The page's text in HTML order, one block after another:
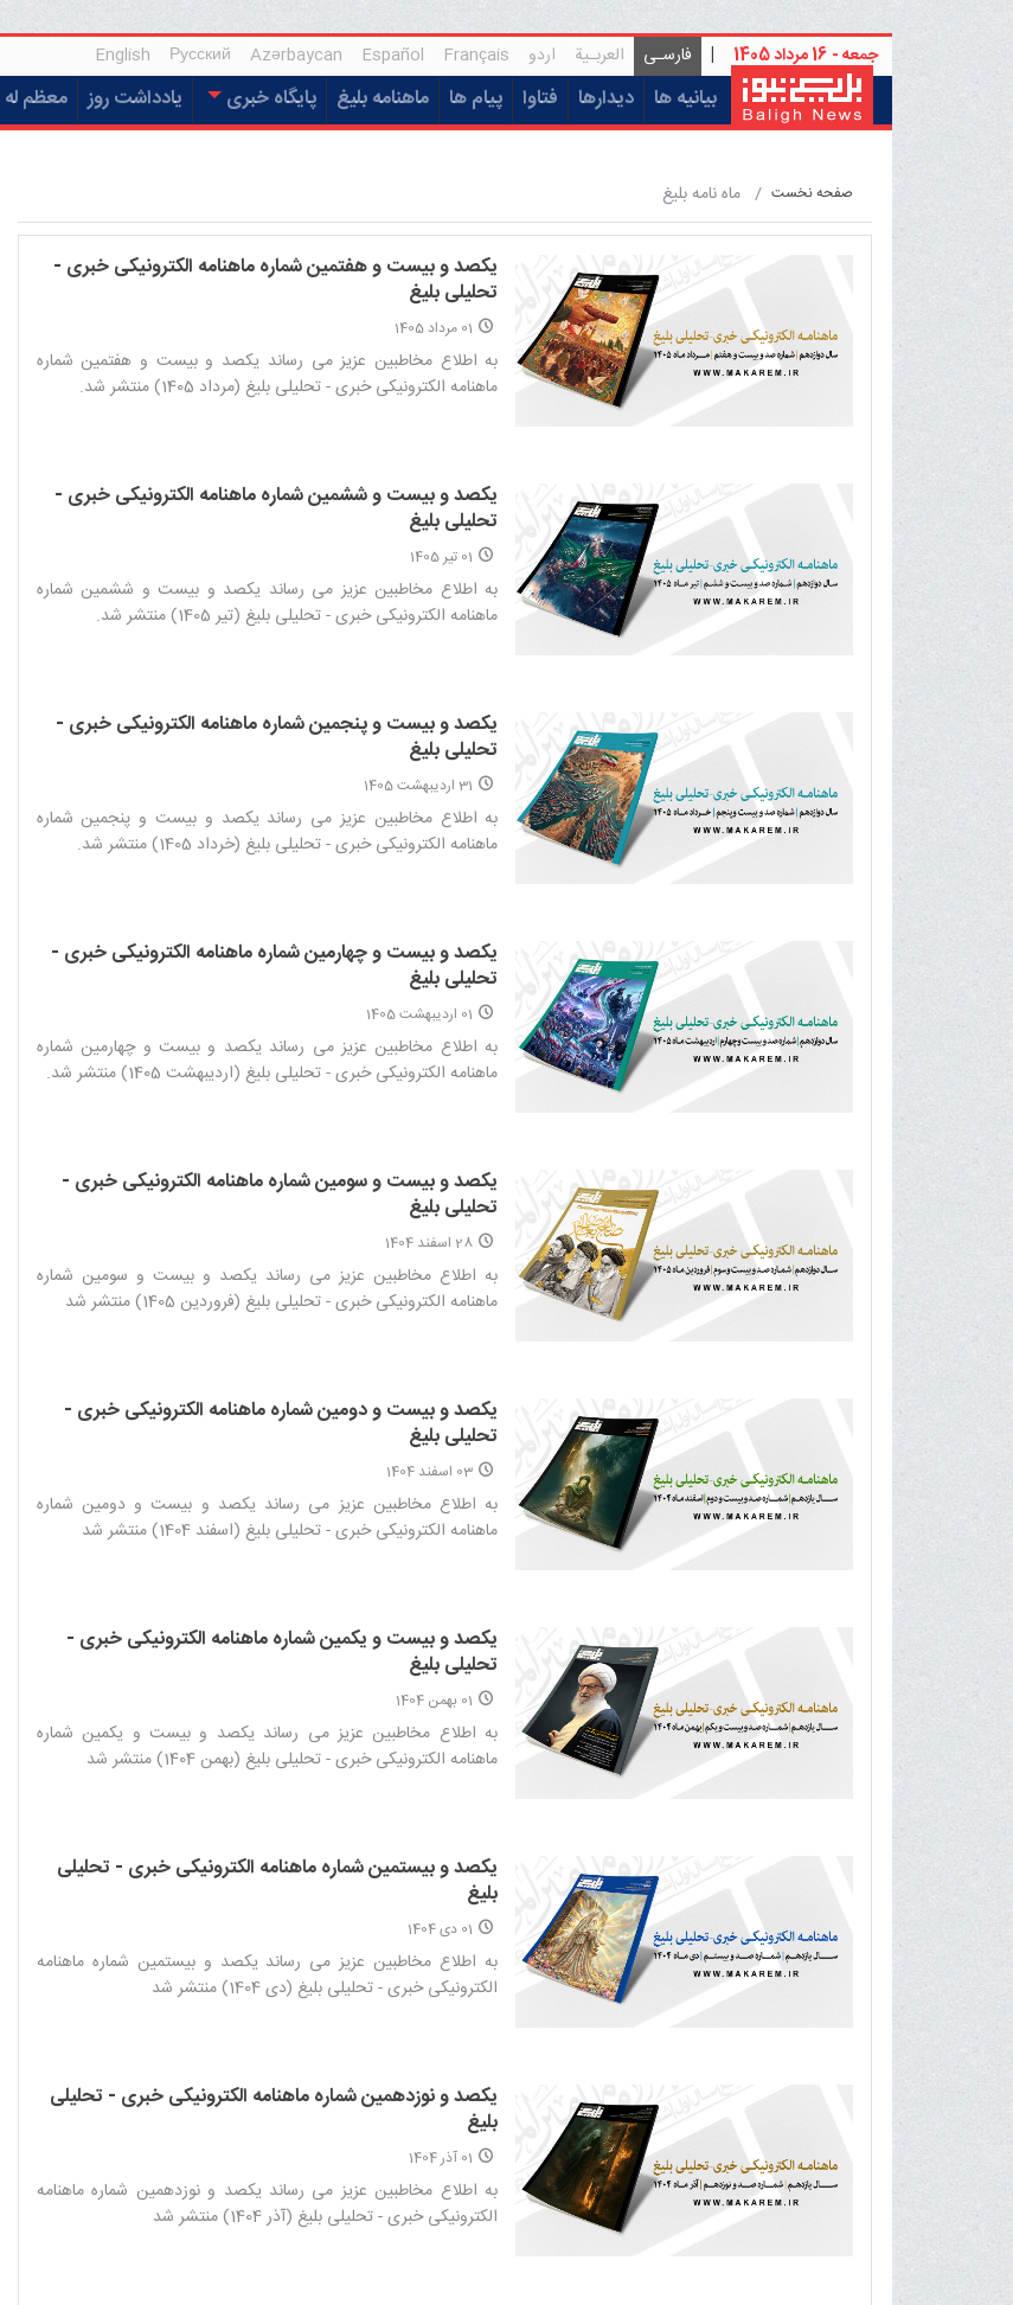
جمعه - 16 مرداد 1405 | فارسـی العربـیة اردو Français
Español
Azərbaycan
Русский
English
بیانیه ها دیدارها فتاوا پیام ها ماهنامه بلیغ پایگاه خبری یادداشت روز معظم له
صفحه نخست ماه نامه بلیغ
یکصد و بیست و هفتمین شماره ماهنامه الکترونیکی خبری -
تحلیلی بلیغ
01 مرداد 1405
به اطلاع مخاطبین عزیز می رساند یکصد و بیست و هفتمین شماره
ماهنامه الکترونیکی خبری - تحلیلی بلیغ (مرداد 1405) منتشر شد.‌
یکصد و بیست و ششمین شماره ماهنامه الکترونیکی خبری -
تحلیلی بلیغ
01 تیر 1405
به اطلاع مخاطبین عزیز می رساند یکصد و بیست و ششمین شماره
ماهنامه الکترونیکی خبری - تحلیلی بلیغ (تیر 1405) منتشر شد.‌
یکصد و بیست و پنجمین شماره ماهنامه الکترونیکی خبری -
تحلیلی بلیغ
31 اردیبهشت 1405
به اطلاع مخاطبین عزیز می رساند یکصد و بیست و پنجمین شماره
ماهنامه الکترونیکی خبری - تحلیلی بلیغ (خرداد 1405) منتشر شد.‌
یکصد و بیست و چهارمین شماره ماهنامه الکترونیکی خبری -
تحلیلی بلیغ
01 اردیبهشت 1405
به اطلاع مخاطبین عزیز می رساند یکصد و بیست و چهارمین شماره
ماهنامه الکترونیکی خبری - تحلیلی بلیغ (اردیبهشت 1405) منتشر شد.‌
یکصد و بیست و سومین شماره ماهنامه الکترونیکی خبری -
تحلیلی بلیغ
28 اسفند 1404
به اطلاع مخاطبین عزیز می رساند یکصد و بیست و سومین شماره
ماهنامه الکترونیکی خبری - تحلیلی بلیغ (فروردین 1405) منتشر شد‌
یکصد و بیست و دومین شماره ماهنامه الکترونیکی خبری -
تحلیلی بلیغ
03 اسفند 1404
به اطلاع مخاطبین عزیز می رساند یکصد و بیست و دومین شماره
ماهنامه الکترونیکی خبری - تحلیلی بلیغ (اسفند 1404) منتشر شد‌
یکصد و بیست و یکمین شماره ماهنامه الکترونیکی خبری -
تحلیلی بلیغ
01 بهمن 1404
به اطلاع مخاطبین عزیز می رساند یکصد و بیست و یکمین شماره
ماهنامه الکترونیکی خبری - تحلیلی بلیغ (بهمن 1404) منتشر شد‌
یکصد و بیستمین شماره ماهنامه الکترونیکی خبری - تحلیلی
بلیغ
01 دی 1404
به اطلاع مخاطبین عزیز می رساند یکصد و بیستمین شماره ماهنامه
الکترونیکی خبری - تحلیلی بلیغ (دی 1404) منتشر شد‌
یکصد و نوزدهمین شماره ماهنامه الکترونیکی خبری - تحلیلی
بلیغ
01 آذر 1404
به اطلاع مخاطبین عزیز می رساند یکصد و نوزدهمین شماره ماهنامه
الکترونیکی خبری - تحلیلی بلیغ (آذر 1404) منتشر شد‌